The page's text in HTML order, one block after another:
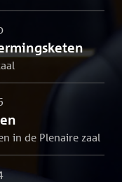
in de Plenaire zaal